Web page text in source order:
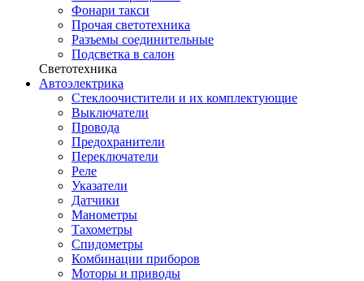
Фонари такси
Прочая светотехника
Разъемы соединительные
Подсветка в салон
Светотехника
Автоэлектрика
Стеклоочистители и их комплектующие
Выключатели
Провода
Предохранители
Переключатели
Реле
Указатели
Датчики
Манометры
Тахометры
Спидометры
Комбинации приборов
Моторы и приводы